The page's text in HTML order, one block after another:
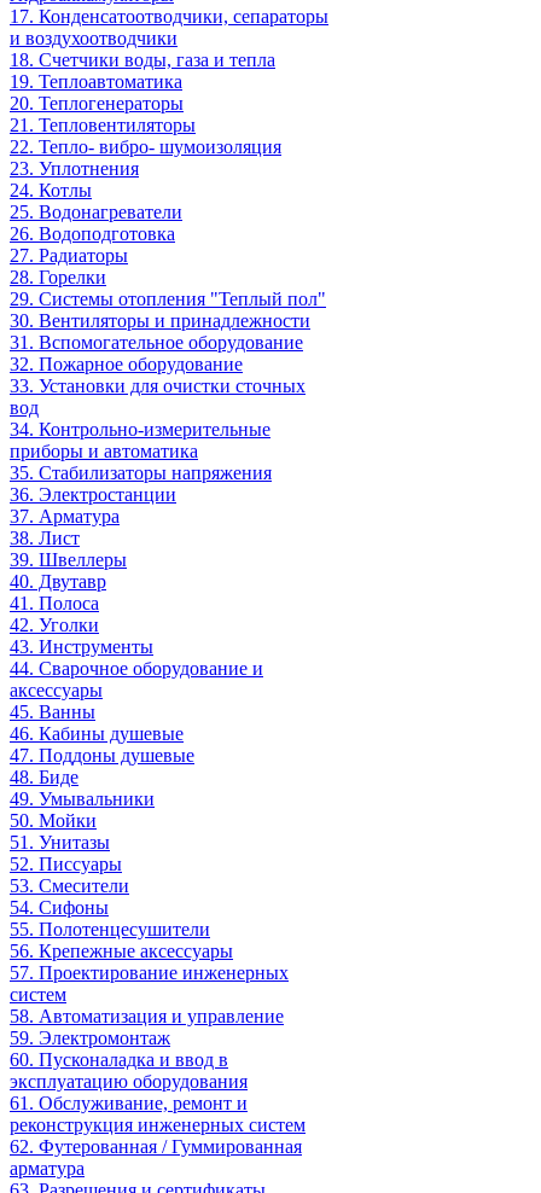
17. Конденсатоотводчики, сепараторы
и воздухоотводчики
18. Счетчики воды, газа и тепла
19. Теплоавтоматика
20. Теплогенераторы
21. Тепловентиляторы
22. Тепло- вибро- шумоизоляция
23. Уплотнения
24. Котлы
25. Водонагреватели
26. Водоподготовка
27. Радиаторы
28. Горелки
29. Системы отопления "Теплый пол"
30. Вентиляторы и принадлежности
31. Вспомогательное оборудование
32. Пожарное оборудование
33. Установки для очистки сточных
вод
34. Контрольно-измерительные
приборы и автоматика
35. Стабилизаторы напряжения
36. Электростанции
37. Арматура
38. Лист
39. Швеллеры
40. Двутавр
41. Полоса
42. Уголки
43. Инструменты
44. Сварочное оборудование и
аксессуары
45. Ванны
46. Кабины душевые
47. Поддоны душевые
48. Биде
49. Умывальники
50. Мойки
51. Унитазы
52. Писсуары
53. Смесители
54. Сифоны
55. Полотенцесушители
56. Крепежные аксессуары
57. Проектирование инженерных
систем
58. Автоматизация и управление
59. Электромонтаж
60. Пусконаладка и ввод в
эксплуатацию оборудования
61. Обслуживание, ремонт и
реконструкция инженерных систем
62. Футерованная / Гуммированная
арматура